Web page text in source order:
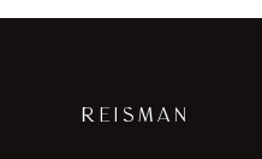
REISMAN